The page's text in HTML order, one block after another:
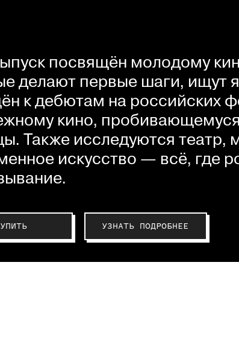
посвящён молодому
делают первые шаги, ищут
к дебютам на российских
кино,
Также исследуются театр,
искусство — всё, где
УЗНАТЬ ПОДРОБНЕЕ